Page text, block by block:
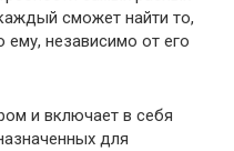
сможет найти то,
независимо от его
и включает в себя
для